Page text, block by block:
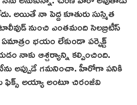
అయితే నా పెద్ద కూతురు సుస్మిత
నుంచి ఎంతమంది సెలబ్రిటీస్
భయం లేకుండా పర్ఫెక్ట్
నాకు ఆశ్చర్యాన్ని కల్పించింది.
అప్పుడే గమనించా. హీరోగా పనికి
ఫిక్స్ అయ్యా అంటూ చిరంజీవి